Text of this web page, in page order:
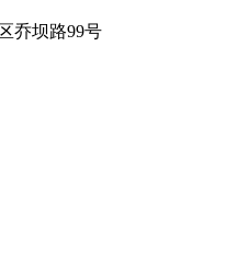
乔坝路99号